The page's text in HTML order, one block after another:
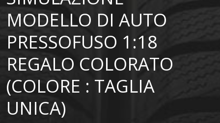
MODELLO DI AUTO
PRESSOFUSO 1:18
REGALO COLORATO
(COLORE : TAGLIA
UNICA)